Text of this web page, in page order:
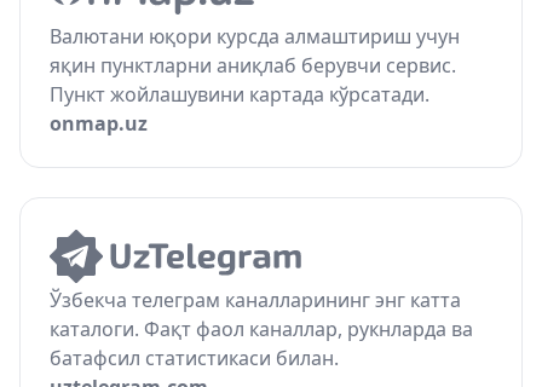
Валютани юқори курсда алмаштириш учун
яқин пунктларни аниқлаб берувчи сервис.
Пункт жойлашувини картада кўрсатади.
onmap.uz
Ўзбекча телеграм каналларининг энг катта
каталоги. Фақт фаол каналлар, рукнларда ва
батафсил статистикаси билан.